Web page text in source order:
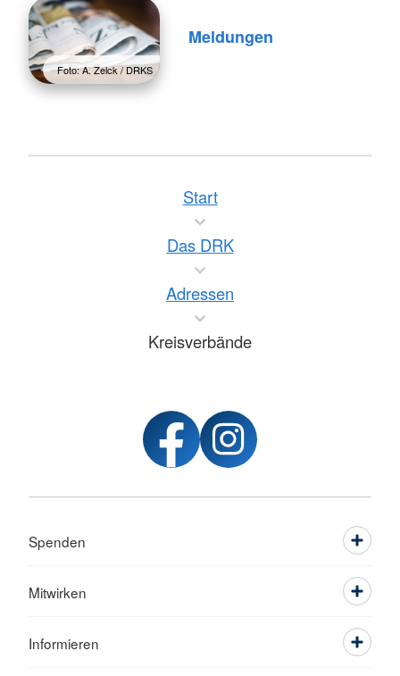
Foto: A. Zelck / DRKS
Meldungen
Start
Das DRK
Adressen
Kreisverbände
Spenden
Mitwirken
Informieren